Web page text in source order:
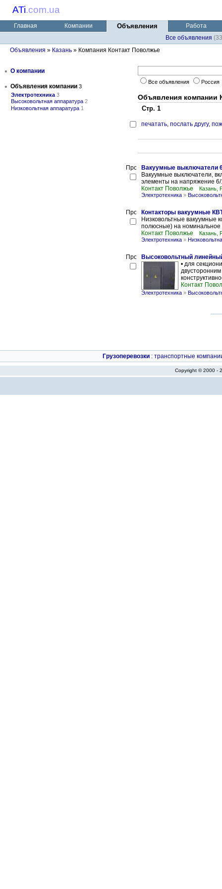
ATi.com.ua
Главная Компании Объявления
Работа
Все объявления
Объявления » Казань » Компания Контакт Поволжье
• О компании
• Объявления компании 3
Электротехника 3
Высоковольтная аппаратура 2
Низковольтная аппаратура 1
Все объявления Россия
Объявления компании
Стр. 1
печатать, послать другу,
Вакуумные выключатели
Вакуумные выключатели,
элементы на напряжение
Контакт Поволжье
Казань,
Электротехника »
Контакторы вакуумные
Низковольтные вакуумные
полюсные) на
Контакт Поволжье
Казань,
Электротехника »
Высоковольтный
• для
Контакт
Электротехника »
Грузоперевозки : транспортные
Copyright © 2000 -